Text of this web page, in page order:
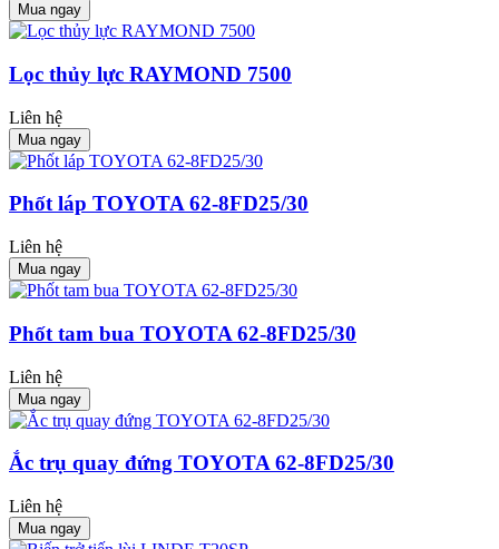
Mua ngay
Lọc thủy lực RAYMOND 7500
Liên hệ
Mua ngay
Phốt láp TOYOTA 62-8FD25/30
Liên hệ
Mua ngay
Phốt tam bua TOYOTA 62-8FD25/30
Liên hệ
Mua ngay
Ắc trụ quay đứng TOYOTA 62-8FD25/30
Liên hệ
Mua ngay